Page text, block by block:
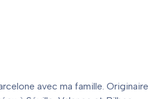
avec ma famille. Originaire